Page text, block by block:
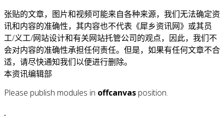
张贴的文章，图片和视频可能来自各种来源，我们无法确定资
讯和内容的准确性，其内容也不代表《犀乡资讯网》或其员
工/义工/网站设计和有关网站托管公司的观点，因此，我们不
会对内容的准确性承担任何责任。但是，如果有任何文章不合
适，请尽快通知我们以便进行删除。
本资讯编辑部
Please publish modules in offcanvas position.